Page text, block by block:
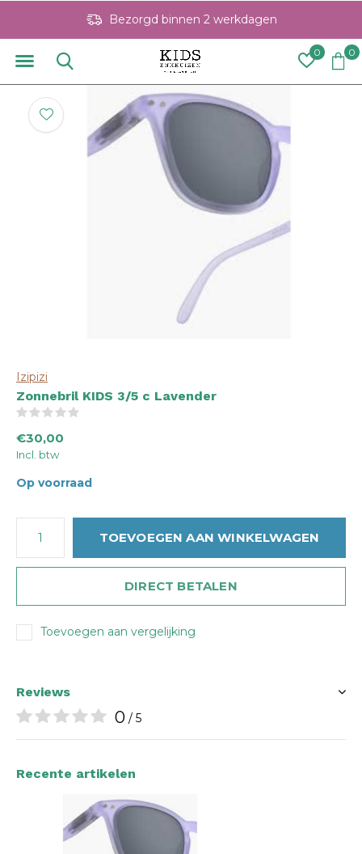
0 0
Bezorgd binnen 2 werkdagen
Izipizi
Zonnebril KIDS 3/5 c Lavender
€30,00
Incl. btw
Op voorraad
TOEVOEGEN AAN WINKELWAGEN
DIRECT BETALEN
Toevoegen aan vergelijking
Reviews
0 / 5
Recente artikelen